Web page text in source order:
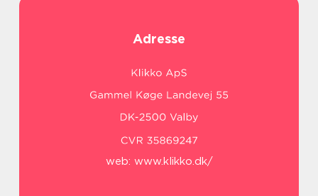
Adresse
web: www.klikko.dk/